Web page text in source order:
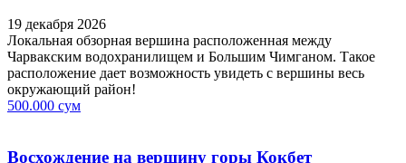
19 декабря 2026
Локальная обзорная вершина расположенная между
Чарвакским водохранилищем и Большим Чимганом. Такое
расположение дает возможность увидеть с вершины весь
окружающий район!
500.000 сум
Восхождение на вершину горы Кокбет